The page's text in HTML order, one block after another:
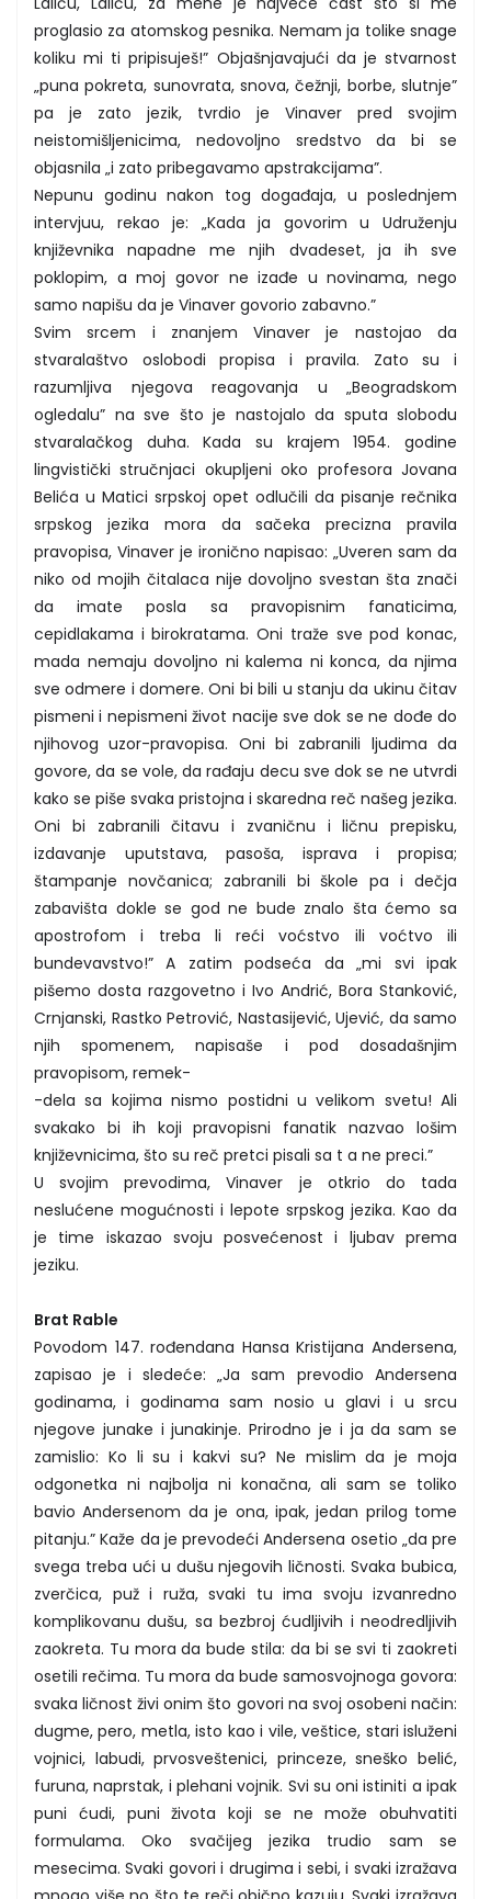
proglasio za atomskog pesnika. Nemam ja tolike snage
koliku mi ti pripisuješ!” Objašnjavajući da je stvarnost
„puna pokreta, sunovrata, snova, čežnji, borbe, slutnje”
pa je zato jezik, tvrdio je Vinaver pred svojim
neistomišljenicima, nedovoljno sredstvo da bi se
objasnila „i zato pribegavamo apstrakcijama”.
Nepunu godinu nakon tog događaja, u poslednjem
intervjuu, rekao je: „Kada ja govorim u Udruženju
književnika napadne me njih dvadeset, ja ih sve
poklopim, a moj govor ne izađe u novinama, nego
samo napišu da je Vinaver govorio zabavno.”
Svim srcem i znanjem Vinaver je nastojao da
stvaralaštvo oslobodi propisa i pravila. Zato su i
razumljiva njegova reagovanja u „Beogradskom
ogledalu” na sve što je nastojalo da sputa slobodu
stvaralačkog duha. Kada su krajem 1954. godine
lingvistički stručnjaci okupljeni oko profesora Jovana
Belića u Matici srpskoj opet odlučili da pisanje rečnika
srpskog jezika mora da sačeka precizna pravila
pravopisa, Vinaver je ironično napisao: „Uveren sam da
niko od mojih čitalaca nije dovoljno svestan šta znači
da imate posla sa pravopisnim fanaticima,
cepidlakama i birokratama. Oni traže sve pod konac,
mada nemaju dovoljno ni kalema ni konca, da njima
sve odmere i domere. Oni bi bili u stanju da ukinu čitav
pismeni i nepismeni život nacije sve dok se ne dođe do
njihovog uzor-pravopisa. Oni bi zabranili ljudima da
govore, da se vole, da rađaju decu sve dok se ne utvrdi
kako se piše svaka pristojna i skaredna reč našeg jezika.
Oni bi zabranili čitavu i zvaničnu i ličnu prepisku,
izdavanje uputstava, pasoša, isprava i propisa;
štampanje novčanica; zabranili bi škole pa i dečja
zabavišta dokle se god ne bude znalo šta ćemo sa
apostrofom i treba li reći voćstvo ili voćtvo ili
bundevavstvo!” A zatim podseća da „mi svi ipak
pišemo dosta razgovetno i Ivo Andrić, Bora Stanković,
Crnjanski, Rastko Petrović, Nastasijević, Ujević, da samo
njih spomenem, napisaše i pod dosadašnjim
pravopisom, remek-
-dela sa kojima nismo postidni u velikom svetu! Ali
svakako bi ih koji pravopisni fanatik nazvao lošim
književnicima, što su reč pretci pisali sa t a ne preci.”
U svojim prevodima, Vinaver je otkrio do tada
neslućene mogućnosti i lepote srpskog jezika. Kao da
je time iskazao svoju posvećenost i ljubav prema
jeziku.
Brat Rable
Povodom 147. rođendana Hansa Kristijana Andersena,
zapisao je i sledeće: „Ja sam prevodio Andersena
godinama, i godinama sam nosio u glavi i u srcu
njegove junake i junakinje. Prirodno je i ja da sam se
zamislio: Ko li su i kakvi su? Ne mislim da je moja
odgonetka ni najbolja ni konačna, ali sam se toliko
bavio Andersenom da je ona, ipak, jedan prilog tome
pitanju.” Kaže da je prevodeći Andersena osetio „da pre
svega treba ući u dušu njegovih ličnosti. Svaka bubica,
zverčica, puž i ruža, svaki tu ima svoju izvanredno
komplikovanu dušu, sa bezbroj ćudljivih i neodredljivih
zaokreta. Tu mora da bude stila: da bi se svi ti zaokreti
osetili rečima. Tu mora da bude samosvojnoga govora:
svaka ličnost živi onim što govori na svoj osobeni način:
dugme, pero, metla, isto kao i vile, veštice, stari isluženi
vojnici, labudi, prvosveštenici, princeze, sneško belić,
furuna, naprstak, i plehani vojnik. Svi su oni istiniti a ipak
puni ćudi, puni života koji se ne može obuhvatiti
formulama. Oko svačijeg jezika trudio sam se
mesecima. Svaki govori i drugima i sebi, i svaki izražava